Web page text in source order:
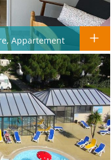
Appartement